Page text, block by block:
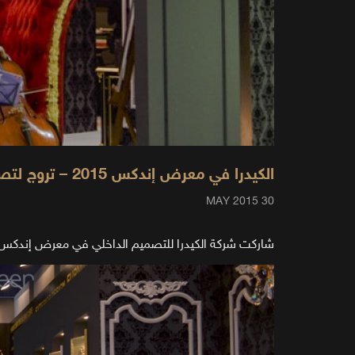
الكيدرا في معرض إندكس 2015 – تروج لتصاميم فاخرة
30 MAY 2015
شاركت شركة الكيدرا للتصميم الداخلي في معرض إندكس 2015 المعرض الرائد للتصميم الداخلي والديكور في المنطقة ، والذي أقيم في مدينة دبي لمدة 4